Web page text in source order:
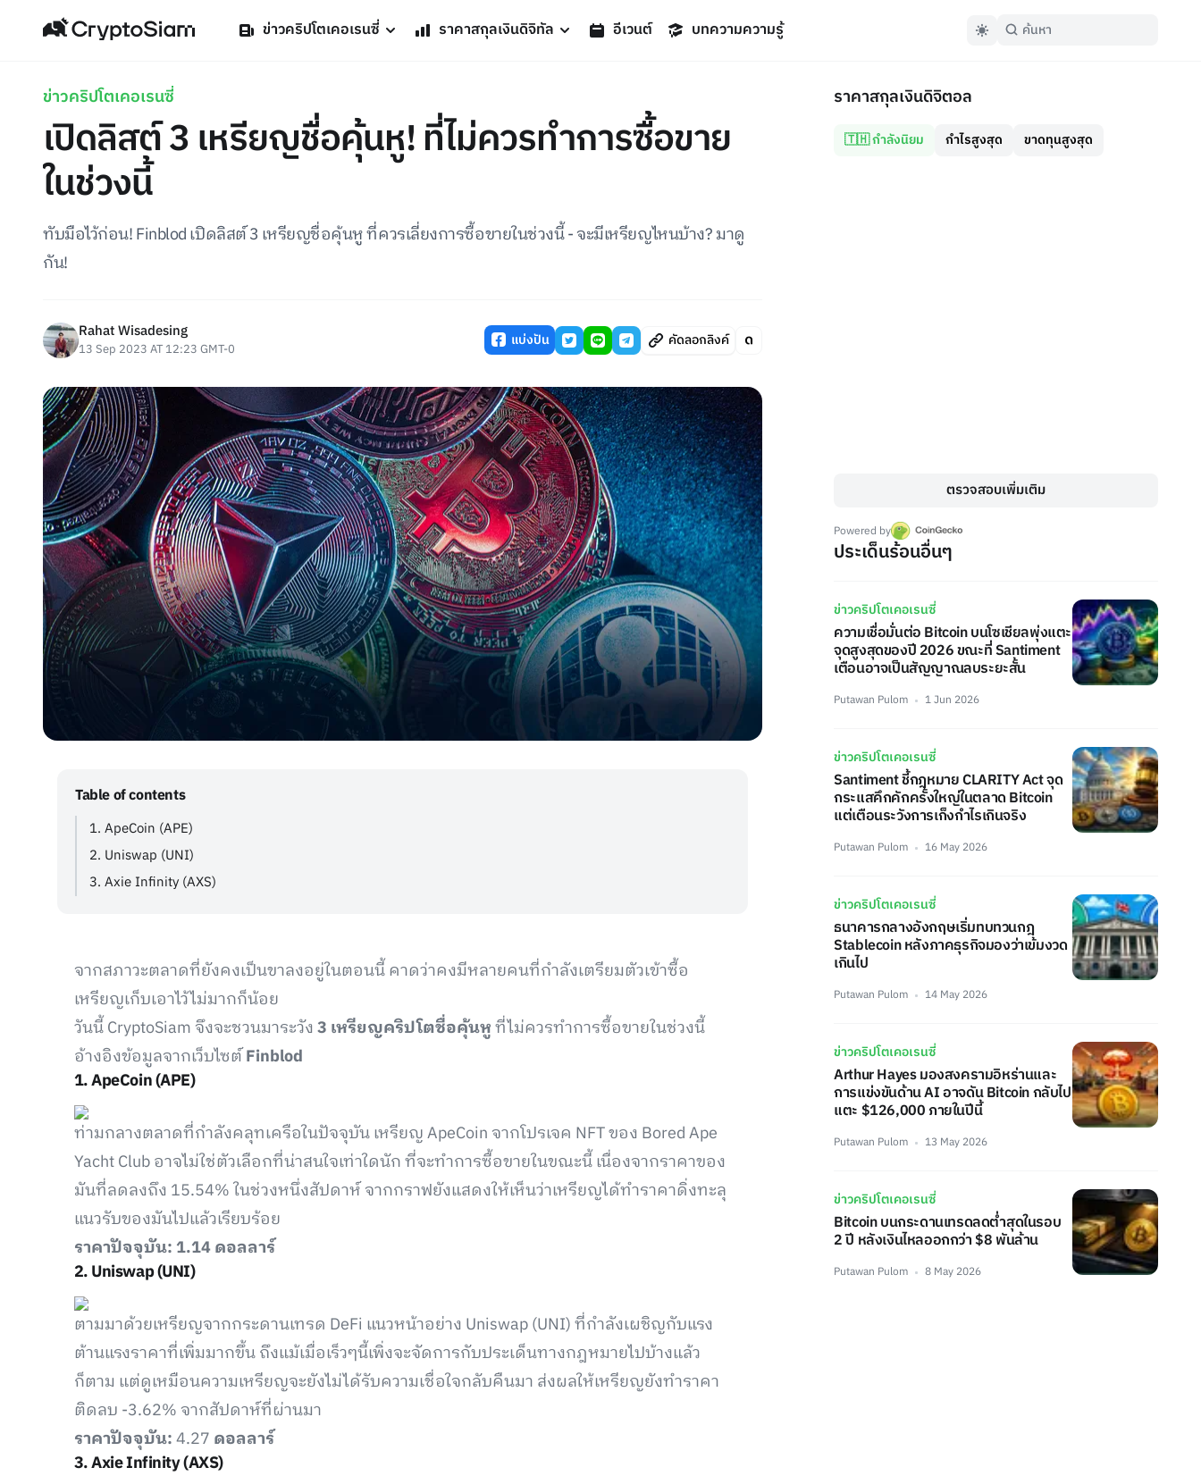
ข่าวคริปโตเคอเรนซี่ ราคาสกุลเงินดิจิทัล อีเวนต์ บทความความรู้
ข่าวคริปโตเคอเรนซี่
เปิดลิสต์ 3 เหรียญชื่อคุ้นหู! ที่ไม่ควรทำการซื้อขาย
ในช่วงนี้
ทับมือไว้ก่อน! Finblod เปิดลิสต์ 3 เหรียญชื่อคุ้นหู ที่ควรเลี่ยงการซื้อขายในช่วงนี้ - จะมีเหรียญไหนบ้าง? มาดู
กัน!
Rahat Wisadesing
13 Sep 2023 AT 12:23 GMT-0 แบ่งปัน คัดลอกลิงค์
Table of contents
1. ApeCoin (APE)
2. Uniswap (UNI)
3. Axie Infinity (AXS)
จากสภาวะตลาดที่ยังคงเป็นขาลงอยู่ในตอนนี้ คาดว่าคงมีหลายคนที่กำลังเตรียมตัวเข้าซื้อ
เหรียญเก็บเอาไว้ไม่มากก็น้อย
วันนี้ CryptoSiam จึงจะชวนมาระวัง3 เหรียญคริปโตชื่อคุ้นหูที่ไม่ควรทำการซื้อขายในช่วงนี้
อ้างอิงข้อมูลจากเว็บไซต์Finblod
1. ApeCoin (APE)
ท่ามกลางตลาดที่กำลังคลุทเครือในปัจจุบัน เหรียญ ApeCoin จากโปรเจค NFT ของ Bored Ape
Yacht Club อาจไม่ใช่ตัวเลือกที่น่าสนใจเท่าใดนัก ที่จะทำการซื้อขายในขณะนี้ เนื่องจากราคาของ
มันที่ลดลงถึง 15.54% ในช่วงหนึ่งสัปดาห์ จากกราฟยังแสดงให้เห็นว่าเหรียญได้ทำราคาดิ่งทะลุ
แนวรับของมันไปแล้วเรียบร้อย
ราคาปัจจุบัน: 1.14 ดอลลาร์
2. Uniswap (UNI)
ตามมาด้วยเหรียญจากกระดานเทรด DeFi แนวหน้าอย่าง Uniswap (UNI) ที่กำลังเผชิญกับแรง
ต้านแรงราคาที่เพิ่มมากขึ้น ถึงแม้เมื่อเร็วๆนี้เพิ่งจะจัดการกับประเด็นทางกฎหมายไปบ้างแล้ว
ก็ตาม แต่ดูเหมือนความเหรียญจะยังไม่ได้รับความเชื่อใจกลับคืนมา ส่งผลให้เหรียญยังทำราคา
ติดลบ -3.62% จากสัปดาห์ที่ผ่านมา
ราคาปัจจุบัน:4.27 ดอลลาร์
3. Axie Infinity (AXS)
ราคาสกุลเงินดิจิตอล
🇹🇭 กำลังนิยม กำไรสูงสุด ขาดทุนสูงสุด
ตรวจสอบเพิ่มเติม
Powered by
ประเด็นร้อนอื่นๆ
ข่าวคริปโตเคอเรนซี่
ความเชื่อมั่นต่อ Bitcoin บนโซเชียลพุ่งแตะ
จุดสูงสุดของปี 2026 ขณะที่ Santiment
เตือนอาจเป็นสัญญาณลบระยะสั้น
Putawan Pulom 1 Jun 2026
ข่าวคริปโตเคอเรนซี่
Santiment ชี้กฎหมาย CLARITY Act จุด
กระแสคึกคักครั้งใหญ่ในตลาด Bitcoin
แต่เตือนระวังการเก็งกำไรเกินจริง
Putawan Pulom 16 May 2026
ข่าวคริปโตเคอเรนซี่
ธนาคารกลางอังกฤษเริ่มทบทวนกฎ
Stablecoin หลังภาคธุรกิจมองว่าเข้มงวด
เกินไป
Putawan Pulom 14 May 2026
ข่าวคริปโตเคอเรนซี่
Arthur Hayes มองสงครามอิหร่านและ
การแข่งขันด้าน AI อาจดัน Bitcoin กลับไป
แตะ $126,000 ภายในปีนี้
Putawan Pulom 13 May 2026
ข่าวคริปโตเคอเรนซี่
Bitcoin บนกระดานเทรดลดต่ำสุดในรอบ
2 ปี หลังเงินไหลออกกว่า $8 พันล้าน
Putawan Pulom 8 May 2026